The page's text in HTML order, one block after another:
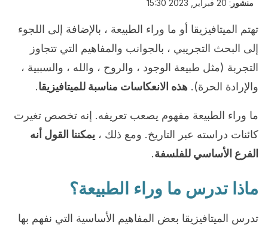
منشور : 20 فبراير, 2023 15:30
تهتم الميتافيزيقا أو ما وراء الطبيعة ، بالإضافة إلى اللجوء
إلى البحث التجريبي ، بالجوانب والمفاهيم التي تتجاوز
التجربة (مثل طبيعة الوجود ، والروح ، والله ، والسببية ،
والإرادة الحرة). هذه الانعكاسات مناسبة للميتافيزيقا.
ما وراء الطبيعة مفهوم يصعب تعريفه. إنه تخصص تغيرت
كائنات دراسته عبر التاريخ. ومع ذلك ، يمكننا القول أنه
الفرع الأساسي للفلسفة.
ماذا تدرس ما وراء الطبيعة؟
تدرس الميتافيزيقا بعض المفاهيم الأساسية التي نفهم بها